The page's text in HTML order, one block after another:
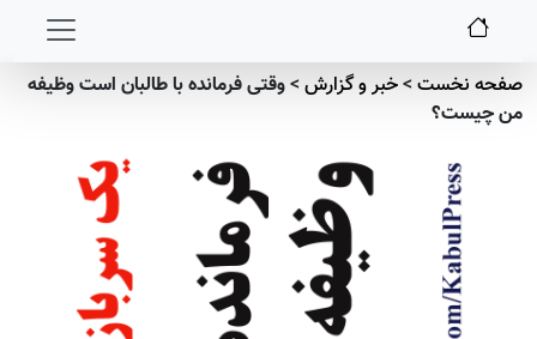
صفحه نخست>خبر و گزارش>وقتی فرمانده با طالبان است وظیفه
من چیست؟